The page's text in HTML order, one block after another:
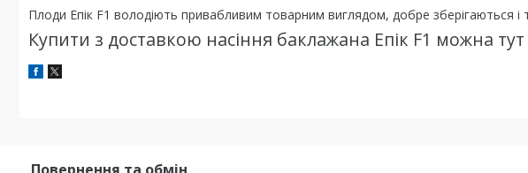
Плоди Епік F1 володіють привабливим товарним виглядом, добре зберігаються і
Купити з доставкою насіння баклажана Епік F1 можна тут